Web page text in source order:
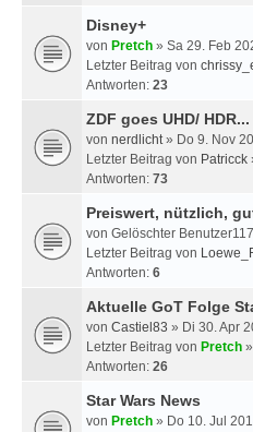
Disney+
von Pretch » Sa 29. Feb
Letzter Beitrag von
Antworten: 23
ZDF goes UHD/ HDR...
von nerdlicht» Do 9. Nov
Letzter Beitrag von Patricck
Antworten: 73
Preiswert, nützlich,
von Gelöschter
Letzter Beitrag von
Antworten: 6
Aktuelle GoT Folge
von Castiel83 » Di 30. Apr
Letzter Beitrag von Pretch »
Antworten: 26
Star Wars News
von Pretch » Do 10. Jul